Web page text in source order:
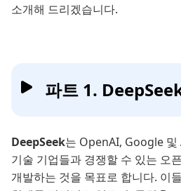
소개해 드리겠습니다.
파트 1.
DeepSeek는 OpenAI, Google
기술 기업들과 경쟁할 수 있는 오
개발하는 것을 목표로 합니다. 이